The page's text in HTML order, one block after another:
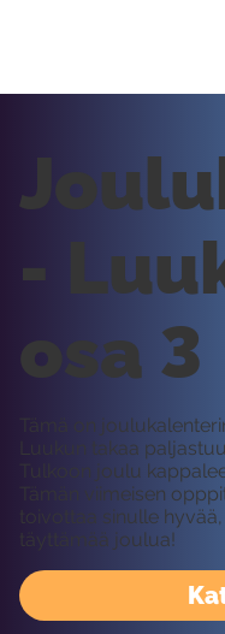
-
osa 3
Tämä on
Luukun takaa
Tulkoon joulu
Tämän viimeisen
toivottaa sinulle
täyttämää joulua!